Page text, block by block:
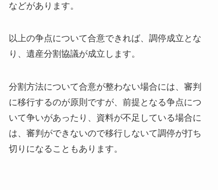
などがあります。
以上の争点について合意できれば、調停成立とな
り、遺産分割協議が成立します。
分割方法について合意が整わない場合には、審判
に移行するのが原則ですが、前提となる争点につ
いて争いがあったり、資料が不足している場合に
は、審判ができないので移行しないて調停が打ち
切りになることもあります。